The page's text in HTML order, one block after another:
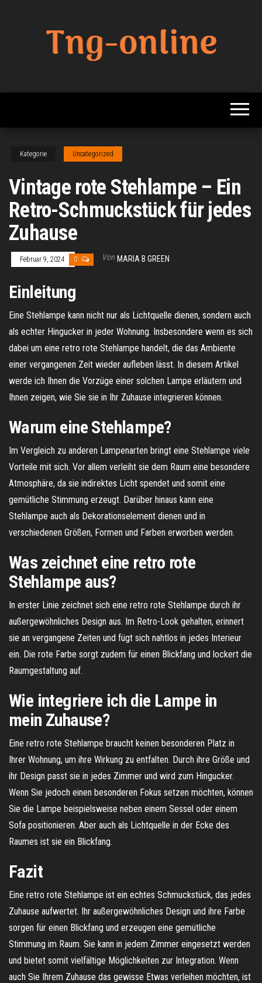
Online
Kategorie Uncategorized
Vintage rote Stehlampe – Ein
Retro-Schmuckstück für jedes
Zuhause
Februar 9, 2024 0 Von MARIA B GREEN
Einleitung
Eine Stehlampe kann nicht nur als Lichtquelle dienen, sondern auch
als echter Hingucker in jeder Wohnung. Insbesondere wenn es sich
dabei um eine retro rote Stehlampe handelt, die das Ambiente
einer vergangenen Zeit wieder aufleben lässt. In diesem Artikel
werde ich Ihnen die Vorzüge einer solchen Lampe erläutern und
Ihnen zeigen, wie Sie sie in Ihr Zuhause integrieren können.
Warum eine Stehlampe?
Im Vergleich zu anderen Lampenarten bringt eine Stehlampe viele
Vorteile mit sich. Vor allem verleiht sie dem Raum eine besondere
Atmosphäre, da sie indirektes Licht spendet und somit eine
gemütliche Stimmung erzeugt. Darüber hinaus kann eine
Stehlampe auch als Dekorationselement dienen und in
verschiedenen Größen, Formen und Farben erworben werden.
Was zeichnet eine retro rote
Stehlampe aus?
In erster Linie zeichnet sich eine retro rote Stehlampe durch ihr
außergewöhnliches Design aus. Im Retro-Look gehalten, erinnert
sie an vergangene Zeiten und fügt sich nahtlos in jedes Interieur
ein. Die rote Farbe sorgt zudem für einen Blickfang und lockert die
Raumgestaltung auf.
Wie integriere ich die Lampe in
mein Zuhause?
Eine retro rote Stehlampe braucht keinen besonderen Platz in
Ihrer Wohnung, um ihre Wirkung zu entfalten. Durch ihre Größe und
ihr Design passt sie in jedes Zimmer und wird zum Hingucker.
Wenn Sie jedoch einen besonderen Fokus setzen möchten, können
Sie die Lampe beispielsweise neben einem Sessel oder einem
Sofa positionieren. Aber auch als Lichtquelle in der Ecke des
Raumes ist sie ein Blickfang.
Fazit
Eine retro rote Stehlampe ist ein echtes Schmuckstück, das jedes
Zuhause aufwertet. Ihr außergewöhnliches Design und ihre Farbe
sorgen für einen Blickfang und erzeugen eine gemütliche
Stimmung im Raum. Sie kann in jedem Zimmer eingesetzt werden
und bietet somit vielfältige Möglichkeiten zur Integration. Wenn
auch Sie Ihrem Zuhause das gewisse Etwas verleihen möchten, ist